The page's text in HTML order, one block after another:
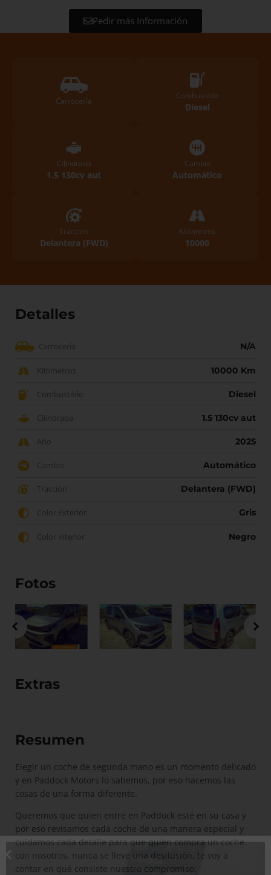
Pedir más Información
Carrocería
Combustible
Diesel
Cilindrada
1.5 130cv aut
Cambio
Automático
Tracción
Delantera (FWD)
Kilómetros
10000
Detalles
Carrocería N/A
Kilómetros 10000 Km
Combustible Diesel
Cilindrada 1.5 130cv aut
Año 2025
Cambio Automático
Tracción Delantera (FWD)
Color Exterior Gris
Color interior Negro
Fotos
Extras
Resumen
Elegir un coche de segunda mano es un momento delicado
y en Paddock Motors lo sabemos, por eso hacemos las
cosas de una forma diferente.
Queremos que quien entre en Paddock esté en su casa y
por eso revisamos cada coche de una manera especial y
cuidamos cada detalle para que quien compra un coche
con nosotros, nunca se lleve una desilusión, te voy a
contar en qué consiste nuestro compromiso: